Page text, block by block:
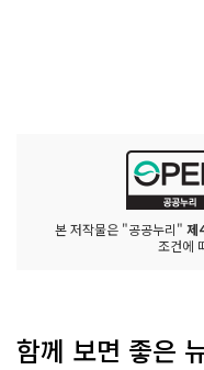
본 저작물은 "공공누리" 제
조건에
함께 보면 좋은